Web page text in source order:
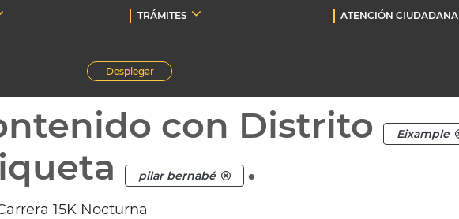
TRÁMITES
ATENCIÓN CIUDADANA
Desplegar
con Distrito Eixample
pilar bernabé .
15K Nocturna